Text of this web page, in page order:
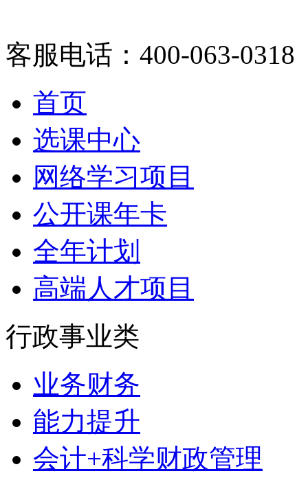
客服电话：400-063-0318
首页
选课中心
网络学习项目
公开课年卡
全年计划
高端人才项目
行政事业类
业务财务
能力提升
会计+科学财政管理